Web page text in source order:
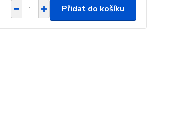
Přidat do košíku